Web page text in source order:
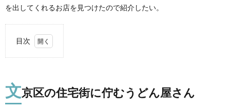
を出してくれるお店を見つけたので紹介したい。
目次
1.
住宅
街に
佇む
文京区の住宅街に佇むうどん屋さん